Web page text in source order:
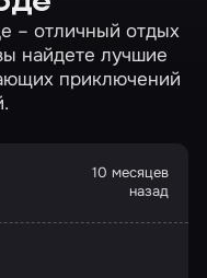
– отличный отдых
найдете лучшие
приключений
10 месяцев
назад